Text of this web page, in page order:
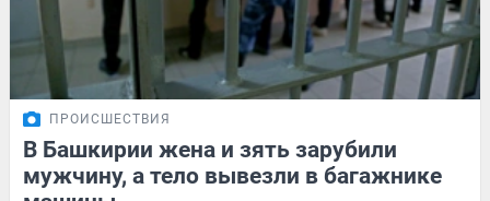
ПРОИСШЕСТВИЯ
В Башкирии жена и зять зарубили
мужчину, а тело вывезли в багажнике